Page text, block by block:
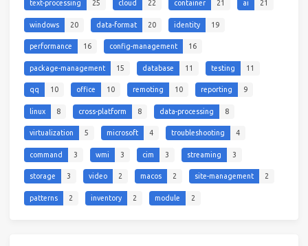
text-processing 25 cloud 22 container 21 ai 21
windows 20 data-format 20 identity 19
performance 16 config-management 16
package-management 15 database 11 testing 11
qq 10 office 10 remoting 10 reporting 9
linux 8 cross-platform 8 data-processing 8
virtualization 5 microsoft 4 troubleshooting 4
command 3 wmi 3 cim 3 streaming 3
storage 3 video 2 macos 2 site-management 2
patterns 2 inventory 2 module 2